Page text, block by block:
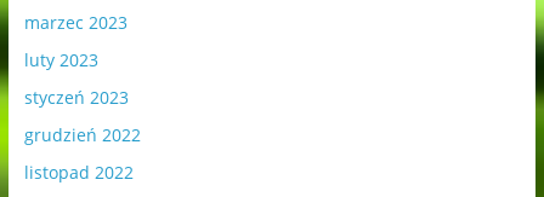
marzec 2023
luty 2023
styczeń 2023
grudzień 2022
listopad 2022